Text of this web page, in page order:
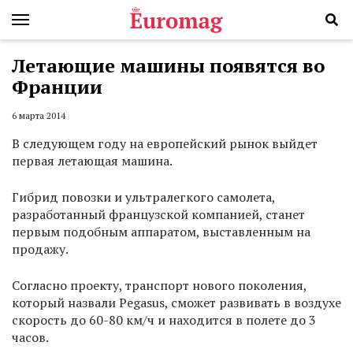
Летающие машины появятся во
Франции
6 марта 2014
В следующем году на европейский рынок выйдет
первая летающая машина.
Гибрид повозки и ультралегкого самолета,
разработанный французской компанией, станет
первым подобным аппаратом, выставленным на
продажу.
Согласно проекту, транспорт нового поколения,
который назвали Pegasus, сможет развивать в воздухе
скорость до 60-80 км/ч и находится в полете до 3
часов.